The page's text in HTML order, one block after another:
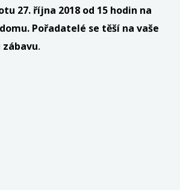
27. října 2018 od 15 hodin na
Pořadatelé se těší na vaše
zábavu.